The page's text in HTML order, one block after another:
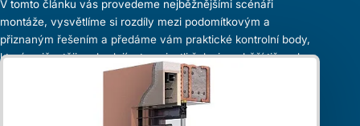
V tomto článku vás provedeme nejběžnějšími scénáři
montáže, vysvětlíme si rozdíly mezi podomítkovým a
přiznaným řešením a předáme vám praktické kontrolní body,
které nejčastěji rozhodují o tom, jestli žaluzie poběží tiše a bez